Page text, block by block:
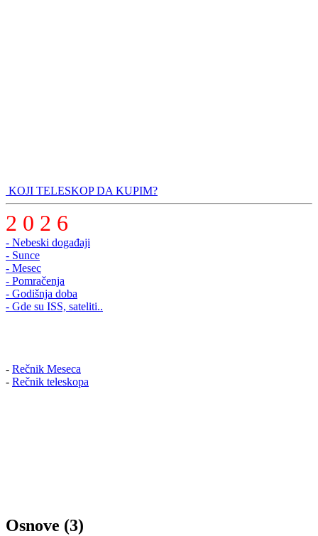
KOJI TELESKOP DA KUPIM?
2 0 2 6
- Nebeski događaji
- Sunce
- Mesec
- Pomračenja
- Godišnja doba
- Gde su ISS, sateliti..
- Rečnik Meseca
- Rečnik teleskopa
Osnove (3)